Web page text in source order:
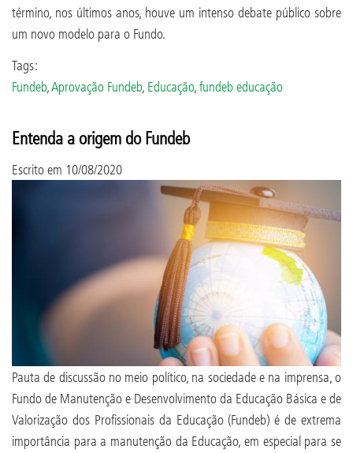
término, nos últimos anos, houve um intenso debate público sobre
um novo modelo para o Fundo.
Tags:
Fundeb,Aprovação Fundeb, Educação,fundeb educação
Entenda a origem do Fundeb
Escrito em 10/08/2020
Pauta de discussão no meio político, na sociedade e na imprensa, o
Fundo de Manutenção e Desenvolvimento da Educação Básica e de
Valorização dos Profissionais da Educação (Fundeb) é de extrema
importância para a manutenção da Educação, em especial para se